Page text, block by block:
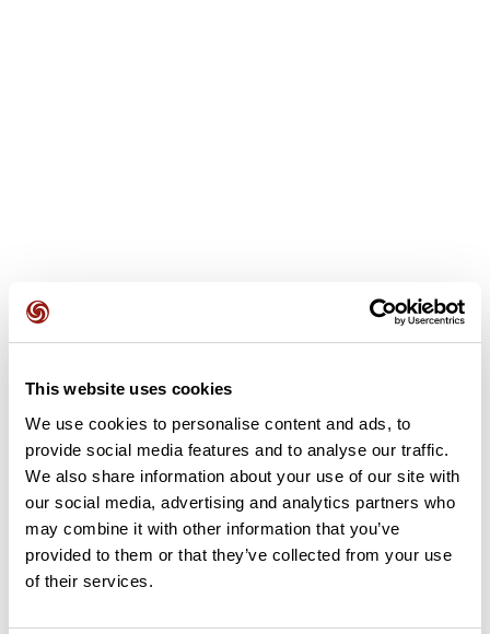
This website uses cookies
We use cookies to personalise content and ads, to
provide social media features and to analyse our traffic.
We also share information about your use of our site with
our social media, advertising and analytics partners who
may combine it with other information that you’ve
provided to them or that they’ve collected from your use
of their services.
Ajouter un avis
Découvrez ce parcours de vélo de 65,3 km à proximité de